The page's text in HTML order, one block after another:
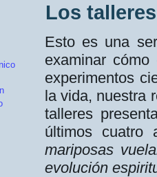
Los
Esto es una
examinar
experimentos
la vida, nuestra
talleres
últimos
mariposas
evolución